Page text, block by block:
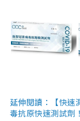
延伸閱讀：【快速
毒抗原快速測試劑